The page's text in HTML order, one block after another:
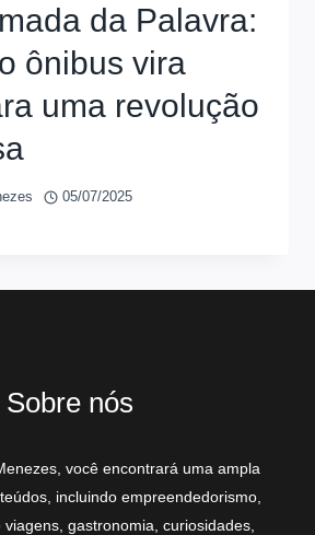
da Palavra:
ônibus vira
uma revolução
05/07/2025
Sobre nós
você encontrará uma ampla
incluindo empreendedorismo,
gastronomia, curiosidades,